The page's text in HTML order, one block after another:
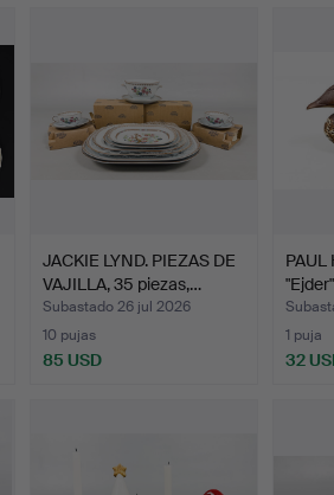
JACKIE LYND. PIEZAS DE
VAJILLA, 35 piezas,…
Subastado 26 jul 2026
10 pujas
85 USD
PAUL
1 puja
32